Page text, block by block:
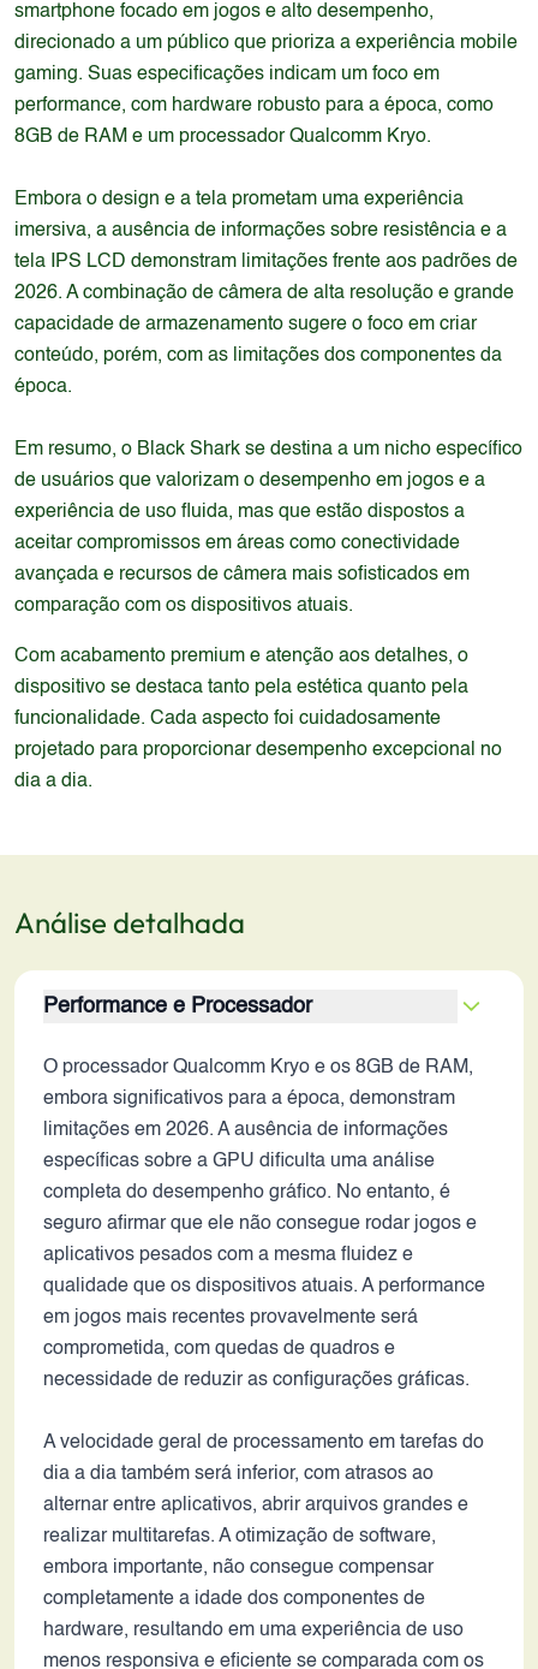
smartphone focado em jogos e alto desempenho,
direcionado a um público que prioriza a experiência mobile
gaming. Suas especificações indicam um foco em
performance, com hardware robusto para a época, como
8GB de RAM e um processador Qualcomm Kryo.
Embora o design e a tela prometam uma experiência
imersiva, a ausência de informações sobre resistência e a
tela IPS LCD demonstram limitações frente aos padrões de
2026. A combinação de câmera de alta resolução e grande
capacidade de armazenamento sugere o foco em criar
conteúdo, porém, com as limitações dos componentes da
época.
Em resumo, o Black Shark se destina a um nicho específico
de usuários que valorizam o desempenho em jogos e a
experiência de uso fluida, mas que estão dispostos a
aceitar compromissos em áreas como conectividade
avançada e recursos de câmera mais sofisticados em
comparação com os dispositivos atuais.
Com acabamento premium e atenção aos detalhes, o
dispositivo se destaca tanto pela estética quanto pela
funcionalidade. Cada aspecto foi cuidadosamente
projetado para proporcionar desempenho excepcional no
dia a dia.
Análise detalhada
Performance e Processador
O processador Qualcomm Kryo e os 8GB de RAM,
embora significativos para a época, demonstram
limitações em 2026. A ausência de informações
específicas sobre a GPU dificulta uma análise
completa do desempenho gráfico. No entanto, é
seguro afirmar que ele não consegue rodar jogos e
aplicativos pesados com a mesma fluidez e
qualidade que os dispositivos atuais. A performance
em jogos mais recentes provavelmente será
comprometida, com quedas de quadros e
necessidade de reduzir as configurações gráficas.
A velocidade geral de processamento em tarefas do
dia a dia também será inferior, com atrasos ao
alternar entre aplicativos, abrir arquivos grandes e
realizar multitarefas. A otimização de software,
embora importante, não consegue compensar
completamente a idade dos componentes de
hardware, resultando em uma experiência de uso
menos responsiva e eficiente se comparada com os